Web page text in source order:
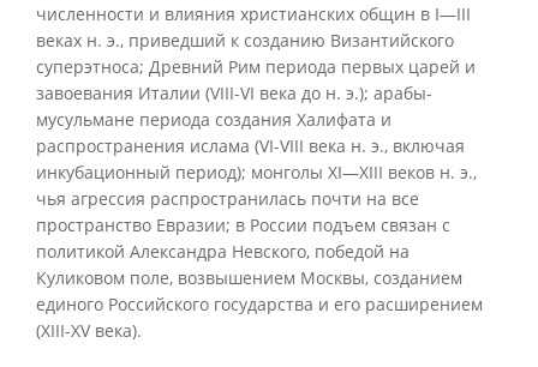
численности и влияния христианских общин в I—III
веках н. э., приведший к созданию Византийского
суперэтноса; Древний Рим периода первых царей и
завоевания Италии (VIII-VI века до н. э.); арабы-
мусульмане периода создания Халифата и
распространения ислама (VI-VIII века н. э., включая
инкубационный период); монголы XI—XIII веков н. э.,
чья агрессия распространилась почти на все
пространство Евразии; в России подъем связан с
политикой Александра Невского, победой на
Куликовом поле, возвышением Москвы, созданием
единого Российского государства и его расширением
(XIII-XV века).